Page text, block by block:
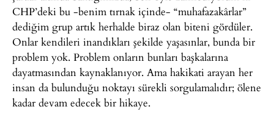
CHP’deki bu -benim tırnak içinde- “muhafazakârlar”
dediğim grup artık herhalde biraz olan biteni gördüler.
Onlar kendileri inandıkları şekilde yaşasınlar, bunda bir
problem yok. Problem onların bunları başkalarına
dayatmasından kaynaklanıyor. Ama hakikati arayan her
insan da bulunduğu noktayı sürekli sorgulamalıdır; ölene
kadar devam edecek bir hikaye.